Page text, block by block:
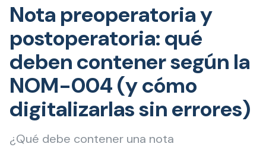
Nota preoperatoria y
postoperatoria: qué
deben contener según la
NOM-004 (y cómo
digitalizarlas sin errores)
¿Qué debe contener una nota